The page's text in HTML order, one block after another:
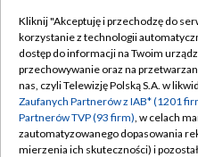
Abonament TVP
Emisja w TVP
Centrum informacji TVP
Polityka
Kliknij "Akceptuję i przechodzę do
korzystanie z technologii
dostęp do informacji na Twoim
przechowywanie oraz na
nas, czyli Telewizję Polską S.A. w
Zaufanych Partnerów z IAB* (1201
Partnerów TVP (93 firm), w celach
zautomatyzowanego dopasowania
mierzenia ich skuteczności) i